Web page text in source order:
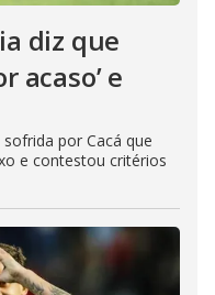
diz que
acaso’ e
por Cacá que
e contestou critérios